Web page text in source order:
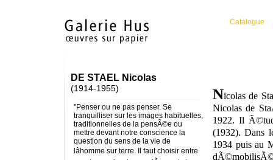
Catalogue
DE STAEL Nicolas
(1914-1955)
"Penser ou ne pas penser. Se
tranquilliser sur les images habituelles,
traditionnelles de la pensÃ©e ou
mettre devant notre conscience la
question du sens de la vie de
lâhomme sur terre. Il faut choisir entre
Nicolas de
Nicolas de
1922. Il
(1932). Dans
1934 puis au